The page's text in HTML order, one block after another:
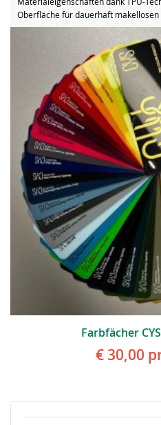
Oberfläche für dauerhaft makellosen
Farbfächer
€ 30,00